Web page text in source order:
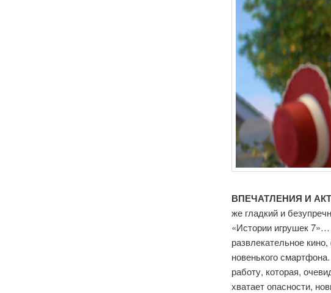
ВПЕЧАТЛЕНИЯ И
же гладкий и
«Истории игрушек
развлекательное
новенького
работу, которая,
хватает опасности,